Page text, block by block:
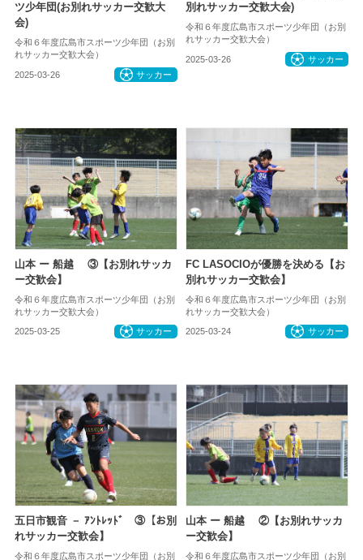
ツ少年団(お別れサッカー交歓大
会)
令和６年度広島市スポーツ少年団（お別
れサッカー交歓大会）
2025-03-26 サッカー
別れサッカー交歓大会)
令和６年度広島市スポーツ少年団（お別
れサッカー交歓大会）
2025-03-26 サッカー
山本 ー 船越 ③【お別れサッカ
ー交歓会】
令和６年度広島市スポーツ少年団（お別
れサッカー交歓大会）
2025-03-25 サッカー
FC LASOCIOが優勝を決める【お
別れサッカー交歓会】
令和６年度広島市スポーツ少年団（お別
れサッカー交歓大会）
2025-03-24 サッカー
五日市観音 － ｱﾝﾄﾚｯﾄﾞ ③【お別
れサッカー交歓会】
令和６年度広島市スポーツ少年団（お別
山本 ー 船越 ②【お別れサッカ
ー交歓会】
令和６年度広島市スポーツ少年団（お別